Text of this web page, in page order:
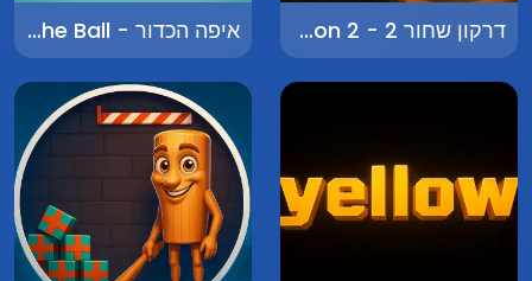
דרקון שחור 2 - Black Dragon 2 איפה הכדור - Where's the Ball